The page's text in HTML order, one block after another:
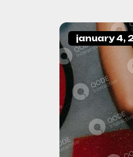
january 4,